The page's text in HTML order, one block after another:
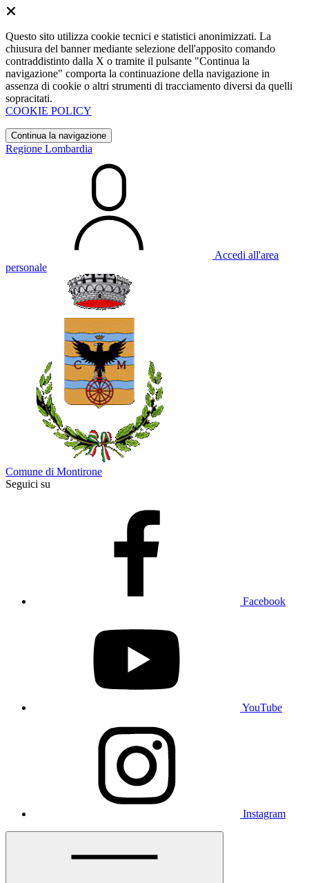
Questo sito utilizza cookie tecnici e statistici anonimizzati. La
chiusura del banner mediante selezione dell'apposito comando
contraddistinto dalla X o tramite il pulsante "Continua la
navigazione" comporta la continuazione della navigazione in
assenza di cookie o altri strumenti di tracciamento diversi da quelli
sopracitati.
COOKIE POLICY
Continua la navigazione
Regione Lombardia
Accedi all'area
personale
Comune di Montirone
Seguici su
Facebook
YouTube
Instagram